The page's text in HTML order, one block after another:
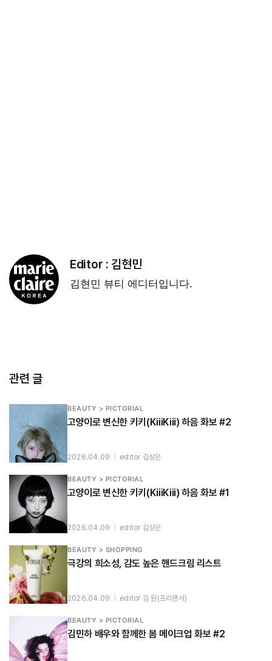
Editor : 김현민
김현민 뷰티 에디터입니다.
관련 글
BEAUTY > PICTORIAL
고양이로 변신한 키키(KiiiKiii) 하음 화보 #2
2026.04.09 editor 김상은
BEAUTY > PICTORIAL
고양이로 변신한 키키(KiiiKiii) 하음 화보 #1
2026.04.09 editor 김상은
BEAUTY > SHOPPING
극강의 희소성, 감도 높은 핸드크림 리스트
2026.04.09 editor 김 원(프리랜서)
BEAUTY > PICTORIAL
김민하 배우와 함께한 봄 메이크업 화보 #2